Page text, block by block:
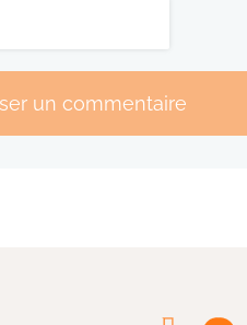
un commentaire